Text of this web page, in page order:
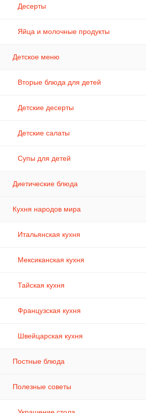
Десерты
Яйца и молочные продукты
Детское меню
Вторые блюда для детей
Детские десерты
Детские салаты
Супы для детей
Диетические блюда
Кухня народов мира
Итальянская кухня
Мексиканская кухня
Тайская кухня
Французская кухня
Швейцарская кухня
Постные блюда
Полезные советы